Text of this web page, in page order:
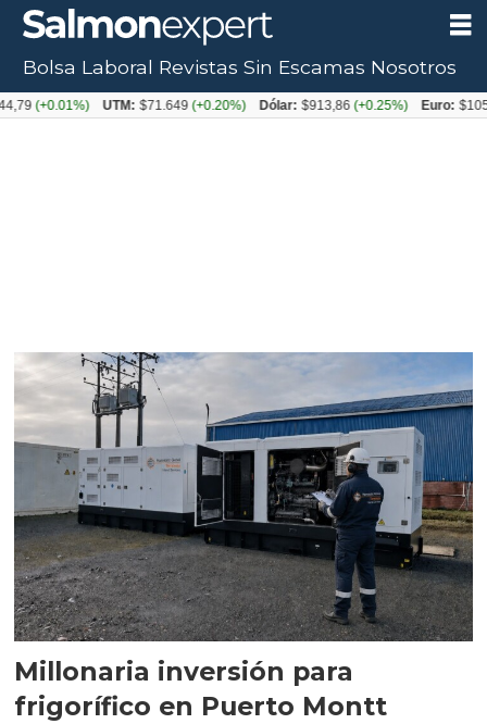
Tag:
Millonaria inversión para
frigorífico en Puerto Montt
Bolsa Laboral Revistas Sin Escamas Nosotros
UTM: $71.649(+0.20%) Dólar: $913,86(+0.25%) Euro: $1053,08(-